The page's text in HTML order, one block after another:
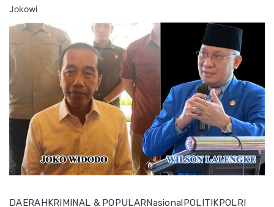
Jokowi
DAERAHKRIMINAL & POPULARNasionalPOLITIKPOLRI